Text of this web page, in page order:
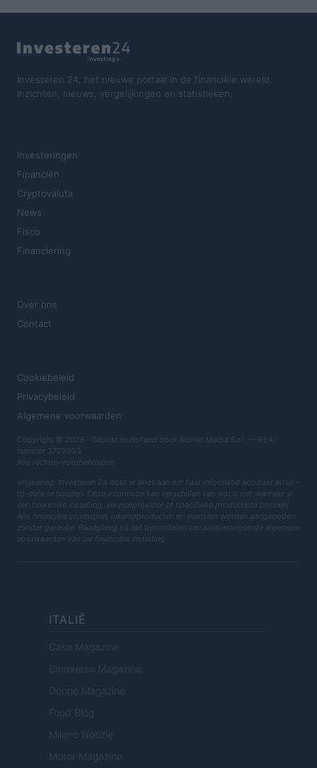
Investeren 24, het nieuwe portaal in de financiële wereld.
Inzichten, nieuws, vergelijkingen en statistieken.
Investeringen
Financiën
Cryptovaluta
News
Fisco
Financiering
Over ons
Contact
Cookiebeleid
Privacybeleid
Algemene voorwaarden
Copyright © 2026 · Gepost in Holland door AdHub Media S.r.l. — REA-
nummer 2729933
Alle rechten voorbehouden
Vrijwaring: Investeren 24 doet er alles aan om haar informatie accuraat en up-
to-date te houden. Deze informatie kan verschillen van wat u ziet wanneer u
een financiële instelling, serviceprovider of specifieke productsite bezoekt.
Alle financiële producten, inkoopproducten en diensten worden aangeboden
zonder garantie. Raadpleeg bij het beoordelen van aanbiedingen de algemene
voorwaarden van uw financiële instelling.
ITALIË
Casa Magazine
Cineverse Magazine
Donne Magazine
Food Blog
Milano Notizie
Motor Magazine